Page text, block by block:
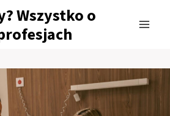
Wszystko o